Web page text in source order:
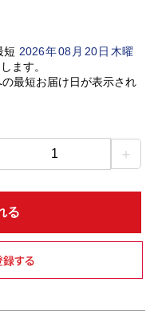
短 2026年08 月 20日木曜
ます。
最短お届け日が表示され
1 ＋
る